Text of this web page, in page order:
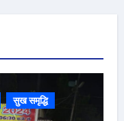
सुख समृद्धि